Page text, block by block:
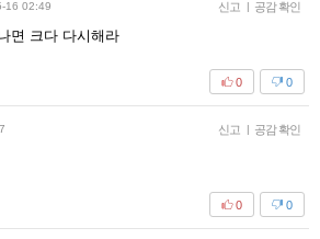
16 02:49 신고 공감 확인
면 크다 다시해라
0
0
신고 공감 확인
0
0